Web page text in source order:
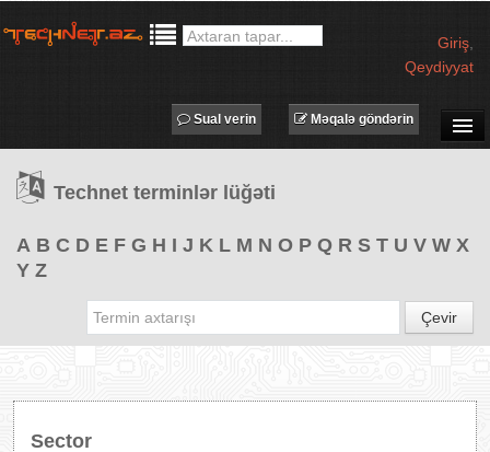
Giriş
Qeydiyyat
TƏDBİRLƏR
PROQRAMLAR
Məqalə göndərin
Sual verin
Technet terminlər lüğəti
A B C D E F G H I J K L M N O P Q R S T U V W X
Y Z
Çevir
Sector